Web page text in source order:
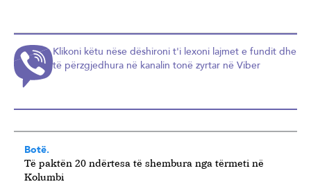
Klikoni këtu nëse dëshironi t'i lexoni lajmet e fundit dhe
të përzgjedhura në kanalin tonë zyrtar në Viber
Botë.
Të paktën 20 ndërtesa të shembura nga tërmeti në
Kolumbi